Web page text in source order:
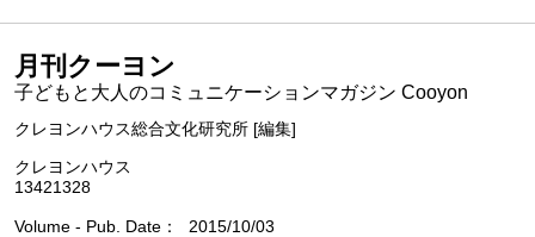
月刊クーヨン
子どもと大人のコミュニケーションマガジン Cooyon
クレヨンハウス総合文化研究所 [編集]
クレヨンハウス
13421328
Volume - Pub. Date 2015/10/03